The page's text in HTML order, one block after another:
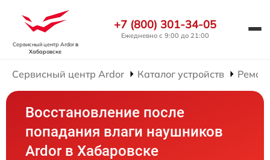
Сервисный центр Ardorв
Хабаровске
+7 (800) 301-34-05
Ежедневно с 9:00 до 21:00
Сервисный центр Ardor Каталог устройств
Восстановление после
попадания влаги наушников
Ardor в Хабаровске